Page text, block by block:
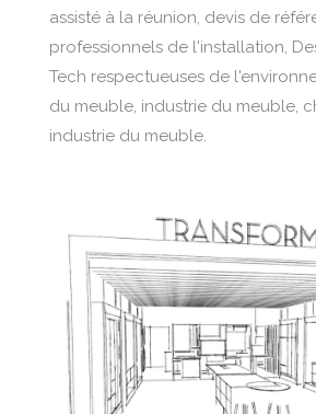
assisté à la réunion, devis de
professionnels de l'installation,
Tech respectueuses de
du meuble, industrie du meuble,
industrie du meuble.